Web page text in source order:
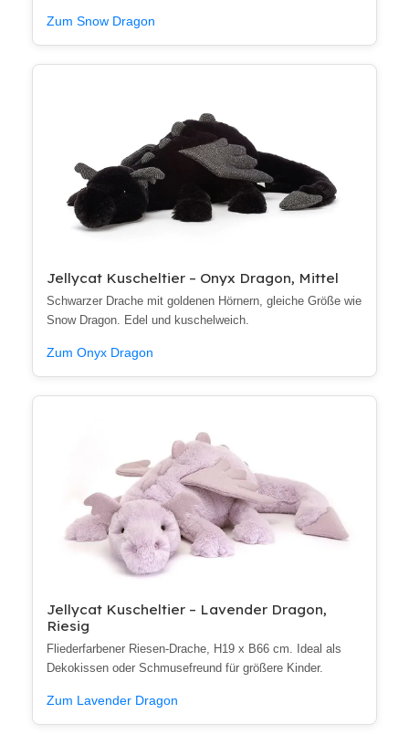
Zum Snow Dragon
Jellycat Kuscheltier – Onyx Dragon, Mittel
Schwarzer Drache mit goldenen Hörnern, gleiche Größe wie
Snow Dragon. Edel und kuschelweich.
Zum Onyx Dragon
Jellycat Kuscheltier – Lavender Dragon,
Riesig
Fliederfarbener Riesen-Drache, H19 x B66 cm. Ideal als
Dekokissen oder Schmusefreund für größere Kinder.
Zum Lavender Dragon